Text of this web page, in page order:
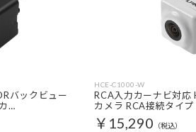
バックビュー
…
HCE-C1000-W
RCA入力カーナビ対応
カメラ RCA接続タイ
￥15,290 （税込）